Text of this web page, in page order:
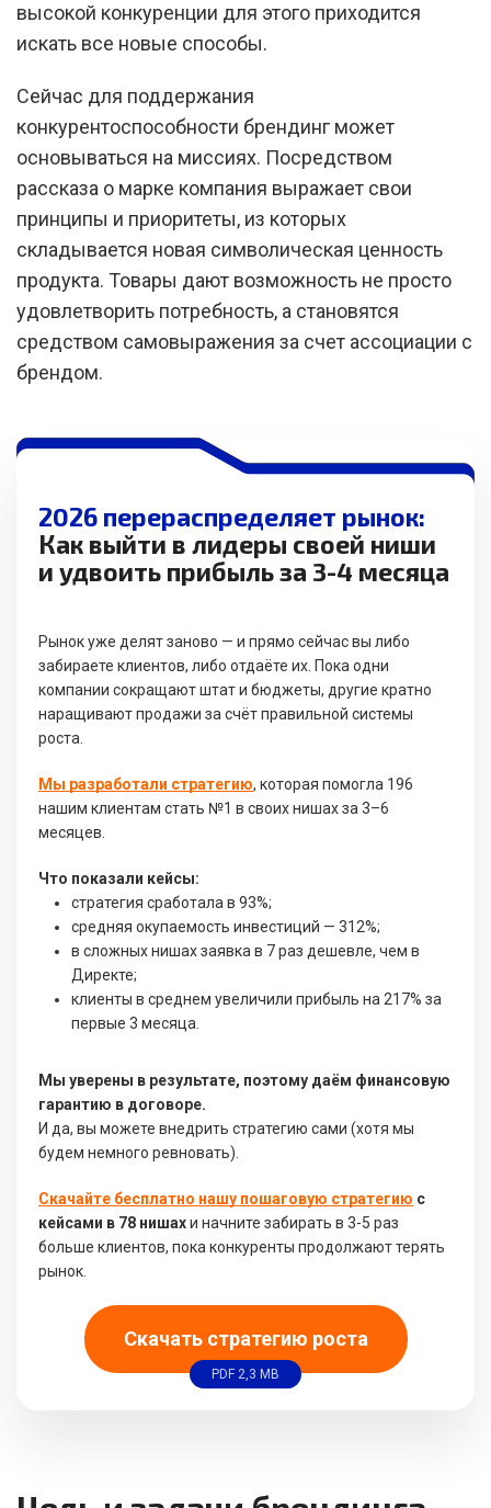
высокой конкуренции для этого приходится
искать все новые способы.
Сейчас для поддержания
конкурентоспособности брендинг может
основываться на миссиях. Посредством
рассказа о марке компания выражает свои
принципы и приоритеты, из которых
складывается новая символическая ценность
продукта. Товары дают возможность не просто
удовлетворить потребность, а становятся
средством самовыражения за счет ассоциации с
брендом.
2026 перераспределяет рынок:
Как выйти в лидеры своей ниши
и удвоить прибыль за 3-4 месяца
Рынок уже делят заново — и прямо сейчас вы либо
забираете клиентов, либо отдаёте их. Пока одни
компании сокращают штат и бюджеты, другие кратно
наращивают продажи за счёт правильной системы
роста.
Мы разработали стратегию, которая помогла 196
нашим клиентам стать №1 в своих нишах за 3–6
месяцев.
Что показали кейсы:
стратегия сработала в 93%;
средняя окупаемость инвестиций — 312%;
в сложных нишах заявка в 7 раз дешевле, чем в
Директе;
клиенты в среднем увеличили прибыль на 217% за
первые 3 месяца.
Мы уверены в результате, поэтому даём финансовую
гарантию в договоре.
И да, вы можете внедрить стратегию сами (хотя мы
будем немного ревновать).
Скачайте бесплатно нашу пошаговую стратегию с
кейсами в 78 нишахи начните забирать в 3-5 раз
больше клиентов, пока конкуренты продолжают терять
рынок.
Скачать стратегию роста
PDF 2,3 MB